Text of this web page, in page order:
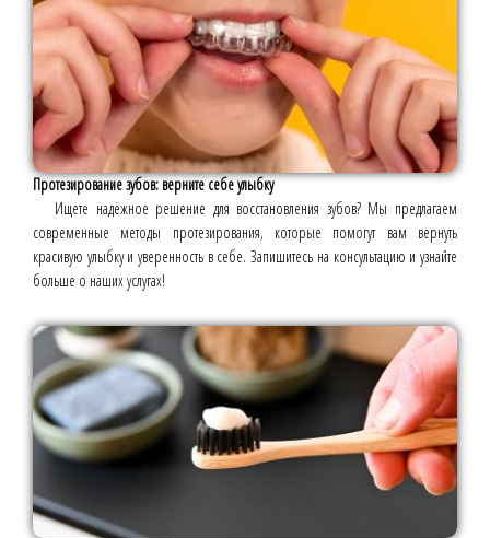
Протезирование зубов: верните себе улыбку
Ищете надёжное решение для восстановления зубов? Мы предлагаем
современные методы протезирования, которые помогут вам вернуть
красивую улыбку и уверенность в себе. Запишитесь на консультацию и узнайте
больше о наших услугах!